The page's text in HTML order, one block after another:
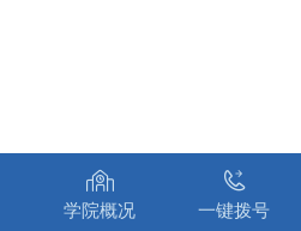

学院概况

一键拨号